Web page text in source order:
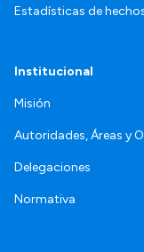
Estadísticas de
Institucional
Misión
Autoridades, Áreas y
Delegaciones
Normativa